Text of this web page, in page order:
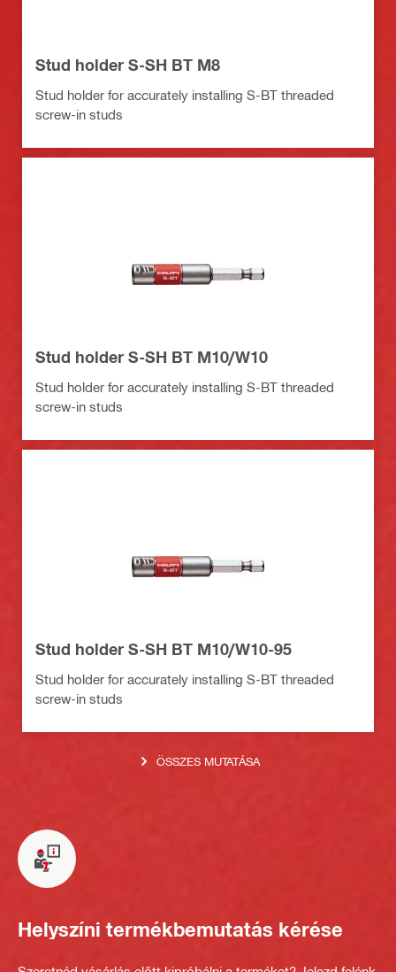
Stud holder S-SH BT M8
Stud holder for accurately installing S-BT threaded
screw-in studs
Stud holder S-SH BT M10/W10
Stud holder for accurately installing S-BT threaded
screw-in studs
Stud holder S-SH BT M10/W10-95
Stud holder for accurately installing S-BT threaded
screw-in studs
ÖSSZES MUTATÁSA
Helyszíni termékbemutatás kérése